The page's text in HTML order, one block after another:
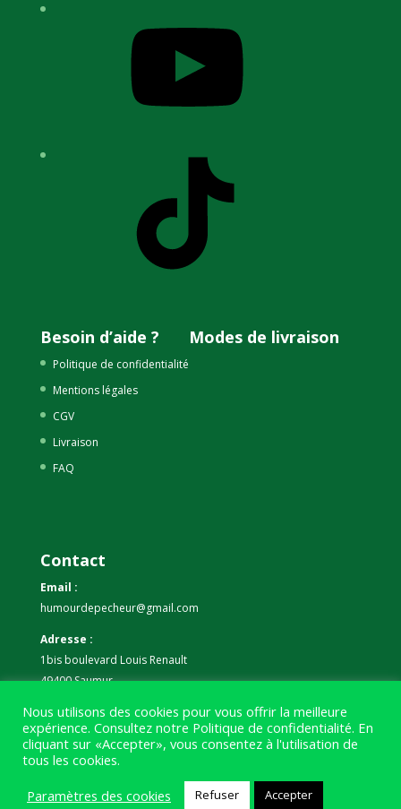
Besoin d’aide ?
Politique de confidentialité
Mentions légales
CGV
Livraison
FAQ
Modes de livraison
Contact
Email :
humourdepecheur@gmail.com
Adresse :
1bis boulevard Louis Renault
49400 Saumur
Téléphone :
07 59 61 06 63
Nous utilisons des cookies pour vous offrir la meilleure
expérience. Consultez notre Politique de confidentialité. En
cliquant sur «Accepter», vous consentez à l'utilisation de
tous les cookies.
Paramètres des cookies
Refuser Accepter